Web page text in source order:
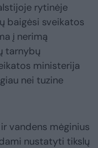
rytinėje
baigėsi sveikatos
į nerimą
tarnybų
ministerija
nei tuzine
vandens mėginius
nustatyti tikslų